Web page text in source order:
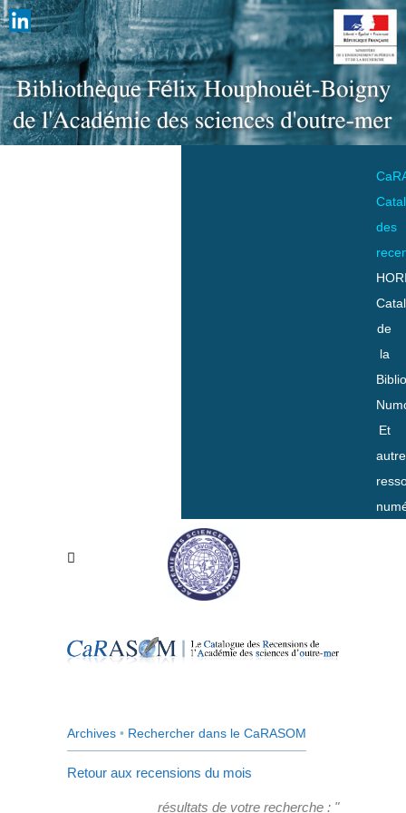
des
de
la
Et
Archives • Rechercher dans le CaRASOM
Retour aux recensions du mois
résultats de votre recherche : "